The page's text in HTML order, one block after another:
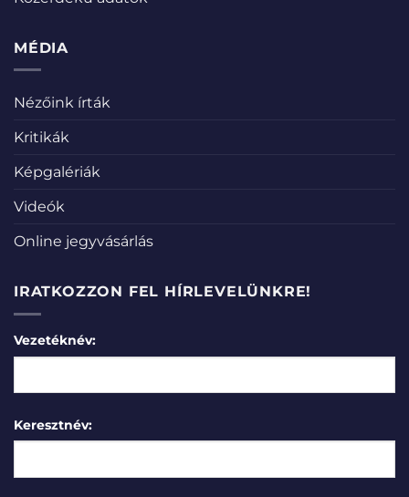
MÉDIA
Nézőink írták
Kritikák
Képgalériák
Videók
Online jegyvásárlás
IRATKOZZON FEL HÍRLEVELÜNKRE!
Vezetéknév:
Keresztnév: